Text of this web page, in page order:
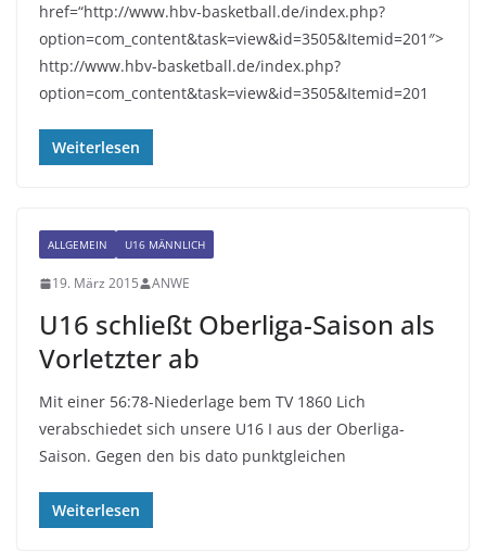
href=“http://www.hbv-basketball.de/index.php?
option=com_content&task=view&id=3505&Itemid=201″>
http://www.hbv-basketball.de/index.php?
option=com_content&task=view&id=3505&Itemid=201
Weiterlesen
ALLGEMEIN U16 MÄNNLICH
19. März 2015 ANWE
U16 schließt Oberliga-Saison als
Vorletzter ab
Mit einer 56:78-Niederlage bem TV 1860 Lich
verabschiedet sich unsere U16 I aus der Oberliga-
Saison. Gegen den bis dato punktgleichen
Weiterlesen